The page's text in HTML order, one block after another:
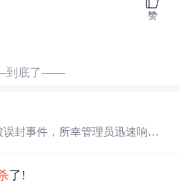
赞
底了——
误封事件，所幸管理员迅速响应
了!